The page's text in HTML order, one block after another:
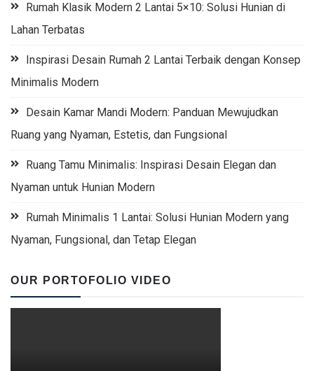
Rumah Klasik Modern 2 Lantai 5×10: Solusi Hunian di
Lahan Terbatas
Inspirasi Desain Rumah 2 Lantai Terbaik dengan Konsep
Minimalis Modern
Desain Kamar Mandi Modern: Panduan Mewujudkan
Ruang yang Nyaman, Estetis, dan Fungsional
Ruang Tamu Minimalis: Inspirasi Desain Elegan dan
Nyaman untuk Hunian Modern
Rumah Minimalis 1 Lantai: Solusi Hunian Modern yang
Nyaman, Fungsional, dan Tetap Elegan
OUR PORTOFOLIO VIDEO